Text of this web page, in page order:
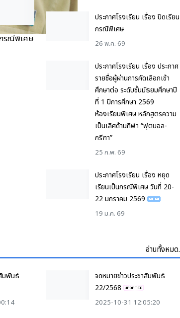
กรณีพิเศษ
ประกาศโรงเรียน เรื่อง ปิดเรียน
กรณีพิเศษ
26 พ.ค. 69
ประกาศโรงเรียน เรื่อง ประกาศ
รายชื่อผู้ผ่านการคัดเลือกเข้า
ศึกษาต่อ ระดับชั้นมัธยมศึกษาปี
ที่ 1 ปีการศึกษา 2569
ห้องเรียนพิเศษ หลักสูตรความ
เป็นเลิศด้านกีฬา “ฟุตบอล-
กรีฑา”
25 ก.พ. 69
ประกาศโรงเรียน เรื่อง หยุด
เรียนเป็นกรณีพิเศษ วันที่ 20-
22 มกราคม 2569
19 ม.ค. 69
อ่านทั้งหมด.
มพันธ์
จดหมายข่าวประชาสัมพันธ์
22/2568
2025-10-31 12:05:20